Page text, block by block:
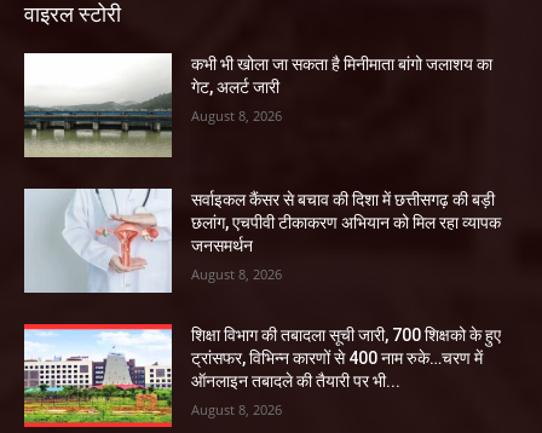
वाइरल स्टोरी
कभी भी खोला जा सकता है मिनीमाता बांगो जलाशय का
गेट, अलर्ट जारी
August 8, 2026
सर्वाइकल कैंसर से बचाव की दिशा में छत्तीसगढ़ की बड़ी
छलांग, एचपीवी टीकाकरण अभियान को मिल रहा व्यापक
जनसमर्थन
August 8, 2026
शिक्षा विभाग की तबादला सूची जारी, 700 शिक्षको के हुए
ट्रांसफर, विभिन्न कारणों से 400 नाम रुके…चरण में
ऑनलाइन तबादले की तैयारी पर भी...
August 8, 2026